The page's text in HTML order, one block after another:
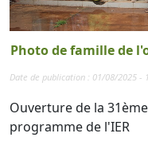
Photo de famille de
Date de publication : 01/08/2025 -
Ouverture de la
programme de l'IER